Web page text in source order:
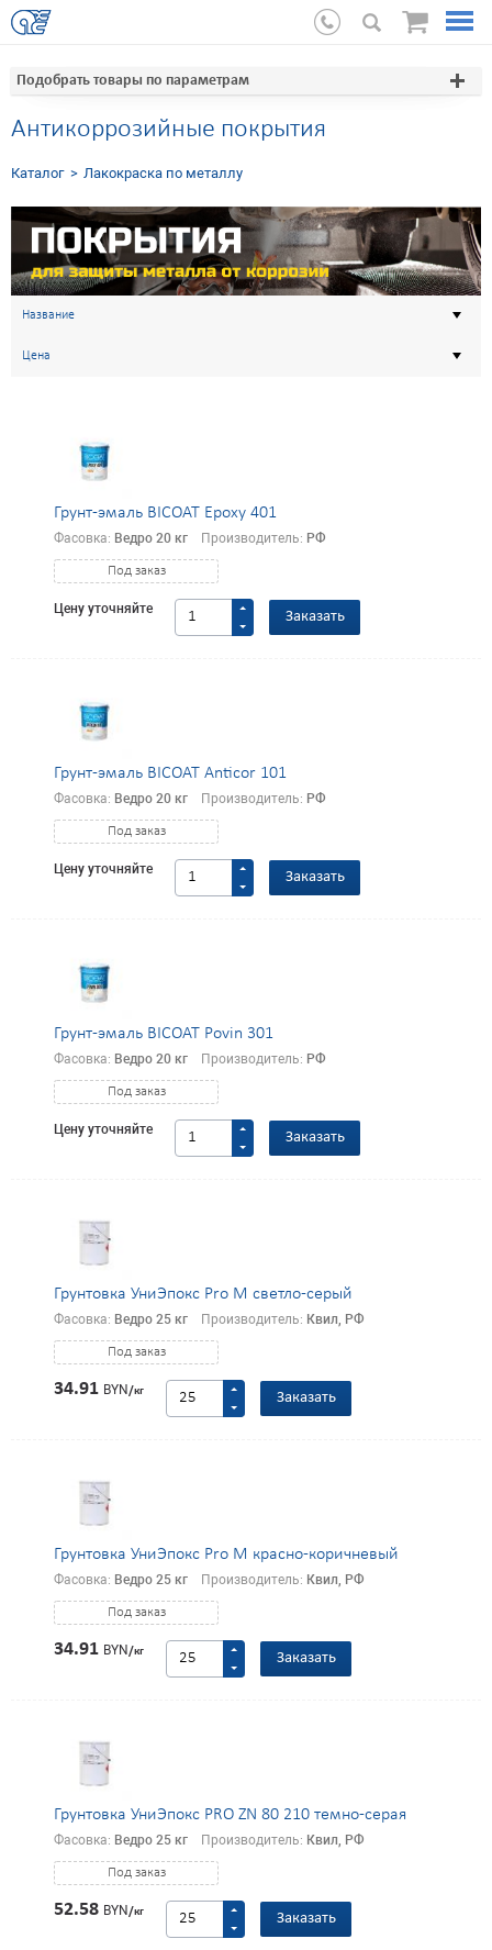
Подобрать товары по параметрам
Aнтикоррозийные покрытия
Каталог Лакокраска по металлу
Название
Цена
Грунт-эмаль BICOAT Epoxy 401
Фасовка: Ведро 20 кг Производитель: РФ
Под заказ
Цену уточняйте Заказать
Грунт-эмаль BICOAT Anticor 101
Фасовка: Ведро 20 кг Производитель: РФ
Под заказ
Цену уточняйте Заказать
Грунт-эмаль BICOAT Povin 301
Фасовка: Ведро 20 кг Производитель: РФ
Под заказ
Цену уточняйте Заказать
Грунтовка УниЭпокс Pro M светло-серый
Фасовка: Ведро 25 кг Производитель: Квил, РФ
Под заказ
34.91 BYN/кг Заказать
Грунтовка УниЭпокс Pro M красно-коричневый
Фасовка: Ведро 25 кг Производитель: Квил, РФ
Под заказ
34.91 BYN/кг Заказать
Грунтовка УниЭпокс PRO ZN 80 210 темно-серая
Фасовка: Ведро 25 кг Производитель: Квил, РФ
Под заказ
52.58 BYN/кг Заказать